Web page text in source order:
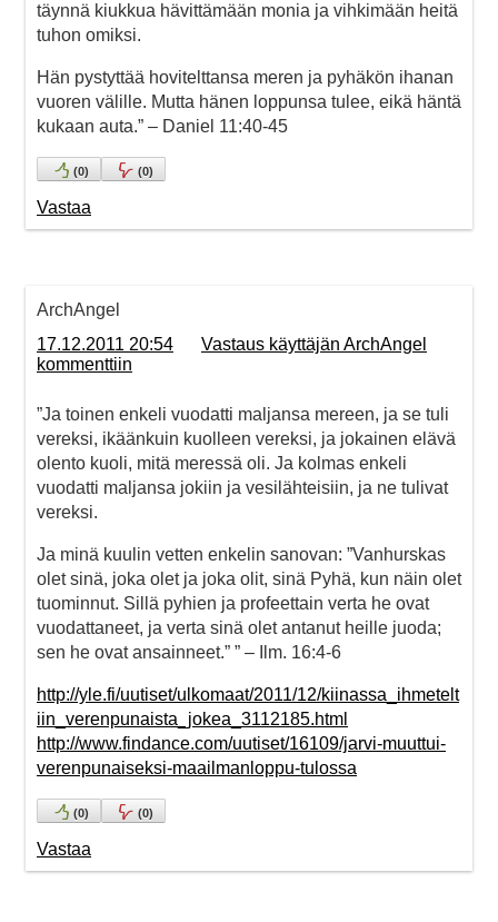
täynnä kiukkua hävittämään monia ja vihkimään heitä
tuhon omiksi.
Hän pystyttää hovitelttansa meren ja pyhäkön ihanan
vuoren välille. Mutta hänen loppunsa tulee, eikä häntä
kukaan auta.” – Daniel 11:40-45
(0) (0)
Vastaa
ArchAngel
17.12.2011 20:54
Vastaus käyttäjän ArchAngel
kommenttiin
”Ja toinen enkeli vuodatti maljansa mereen, ja se tuli
vereksi, ikäänkuin kuolleen vereksi, ja jokainen elävä
olento kuoli, mitä meressä oli. Ja kolmas enkeli
vuodatti maljansa jokiin ja vesilähteisiin, ja ne tulivat
vereksi.
Ja minä kuulin vetten enkelin sanovan: ”Vanhurskas
olet sinä, joka olet ja joka olit, sinä Pyhä, kun näin olet
tuominnut. Sillä pyhien ja profeettain verta he ovat
vuodattaneet, ja verta sinä olet antanut heille juoda;
sen he ovat ansainneet.” ” – Ilm. 16:4-6
http://yle.fi/uutiset/ulkomaat/2011/12/kiinassa_ihmetelt
iin_verenpunaista_jokea_3112185.html
http://www.findance.com/uutiset/16109/jarvi-muuttui-
verenpunaiseksi-maailmanloppu-tulossa
(0) (0)
Vastaa